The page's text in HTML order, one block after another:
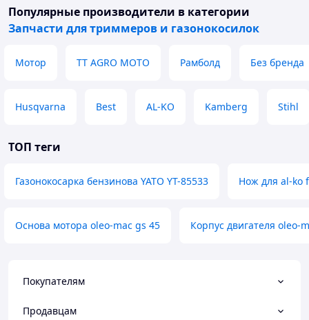
Популярные производители в категории
Запчасти для триммеров и газонокосилок
Мотор TT AGRO MOTO Рамболд Без бренда
Husqvarna Best AL-KO Kamberg Stihl
ТОП теги
Газонокосарка бензинова YATO YT-85533 Нож для al-ko
Основа мотора oleo-mac gs 45 Корпус двигателя oleo-
Покупателям
Продавцам